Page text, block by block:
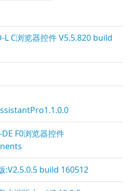
L C浏览器控件 V5.5.820 build
F0浏览器控件
:V2.5.0.5 build 160512